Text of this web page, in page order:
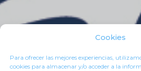
Cookies
Para ofrecer las mejores experiencias,
cookies para almacenar y/o acceder a la